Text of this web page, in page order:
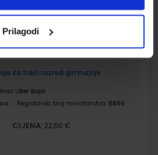
Prilagodi
za treći razred gimnazije
Liber Bajić
Registarski broj ministarstva: 6866
CIJENA: 22,50 €